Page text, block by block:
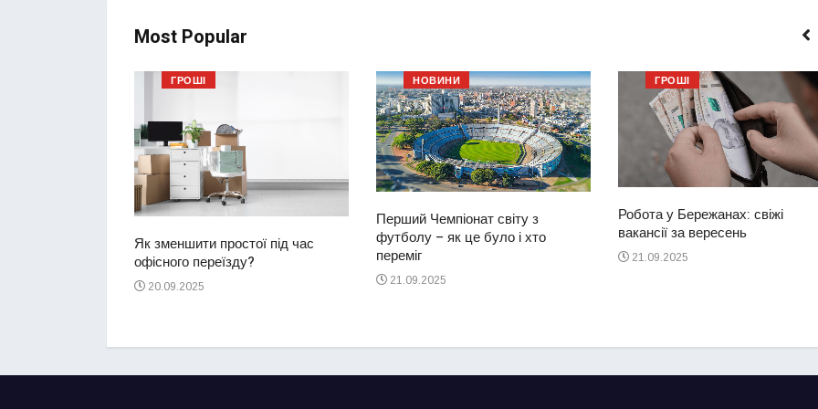
Most Popular
ГРОШІ
Як зменшити простої під час
офісного переїзду?
20.09.2025
НОВИНИ
Перший Чемпіонат світу з
футболу – як це було і хто
переміг
21.09.2025
ГРОШІ
Робота у Бережанах: свіжі
вакансії за вересень
21.09.2025